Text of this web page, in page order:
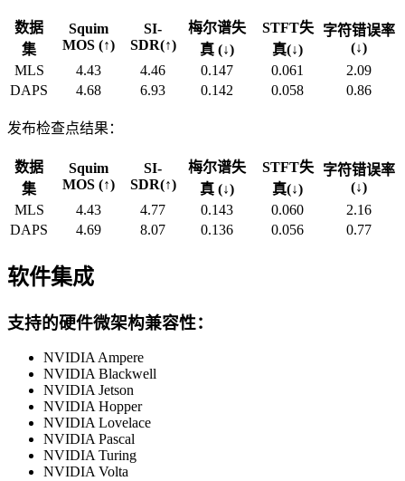
数据
集
Squim
MOS (↑)
SI-
SDR(↑)
梅尔谱失
真 (↓)
STFT失
真(↓)
字符错误率
(↓)
MLS
4.43 4.46 0.147 0.061
2.09
DAPS
4.68 6.93 0.142 0.058 0.86
发布检查点结果：
数据
集
Squim
MOS (↑)
SI-
SDR(↑)
梅尔谱失
真 (↓)
STFT失
真(↓)
字符错误率
(↓)
MLS
4.43 4.77 0.143 0.060
2.16
DAPS
4.69 8.07 0.136 0.056 0.77
软件集成
支持的硬件微架构兼容性：
NVIDIA Ampere
NVIDIA Blackwell
NVIDIA Jetson
NVIDIA Hopper
NVIDIA Lovelace
NVIDIA Pascal
NVIDIA Turing
NVIDIA Volta